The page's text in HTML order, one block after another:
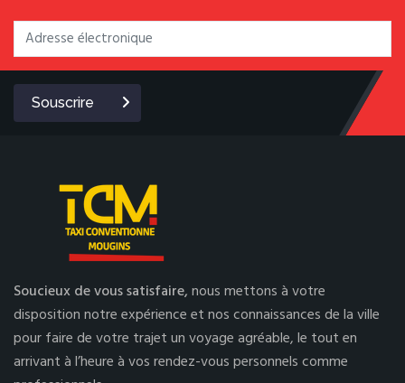
Souscrire
Soucieux de vous satisfaire,nous mettons à votre
disposition notre expérience et nos connaissances de la ville
pour faire de votre trajet un voyage agréable, le tout en
arrivant à l’heure à vos rendez-vous personnels comme